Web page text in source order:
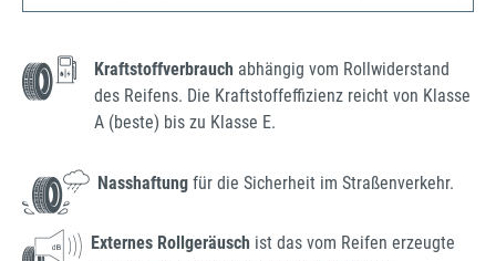
Kraftstoffverbrauch abhängig vom Rollwiderstand
des Reifens. Die Kraftstoffeffizienz reicht von Klasse
A (beste) bis zu Klasse E.
Nasshaftung für die Sicherheit im Straßenverkehr.
Externes Rollgeräusch ist das vom Reifen erzeugte